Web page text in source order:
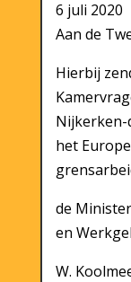
6 juli 2020
Aan de
Hierbij
Nijkerken-
het
de
en
W.